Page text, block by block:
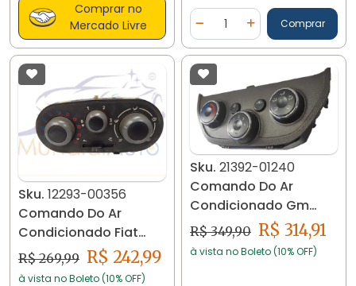
Comprar no
Mercado Livre
Diminuir Quantidade
Quantidade
AdicionarComprar
Sku. 12293-00356
Comando Do Ar
Condicionado Fiat
Fiorino Uno 503443000
12293
R$ 269,99 R$ 242,99
à vista no Boleto (10% OFF)
Sku. 21392-01240
Comando Do Ar
Condicionado Gm
Cobalt Onix Prisma
13/16 21392
R$ 349,90 R$ 314,91
à vista no Boleto (10% OFF)